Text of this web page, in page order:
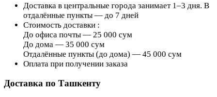
Доставка в центральные города занимает 1–3 дня. В
отдалённые пункты — до 7 дней
Стоимость доставки :
До офиса почты — 25 000 сум
До дома — 35 000 сум
Отдалённые пункты (до дома) — 45 000 сум
Оплата при получении заказа
Доставка по Ташкенту